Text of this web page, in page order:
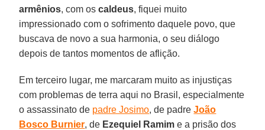
armênios, com oscaldeus, fiquei muito
impressionado com o sofrimento daquele povo, que
buscava de novo a sua harmonia, o seu diálogo
depois de tantos momentos de aflição.
Em terceiro lugar, me marcaram muito as injustiças
com problemas de terra aqui no Brasil, especialmente
o assassinato de padre Josimo, de padreJoão
Bosco Burnier, de Ezequiel Ramim e a prisão dos